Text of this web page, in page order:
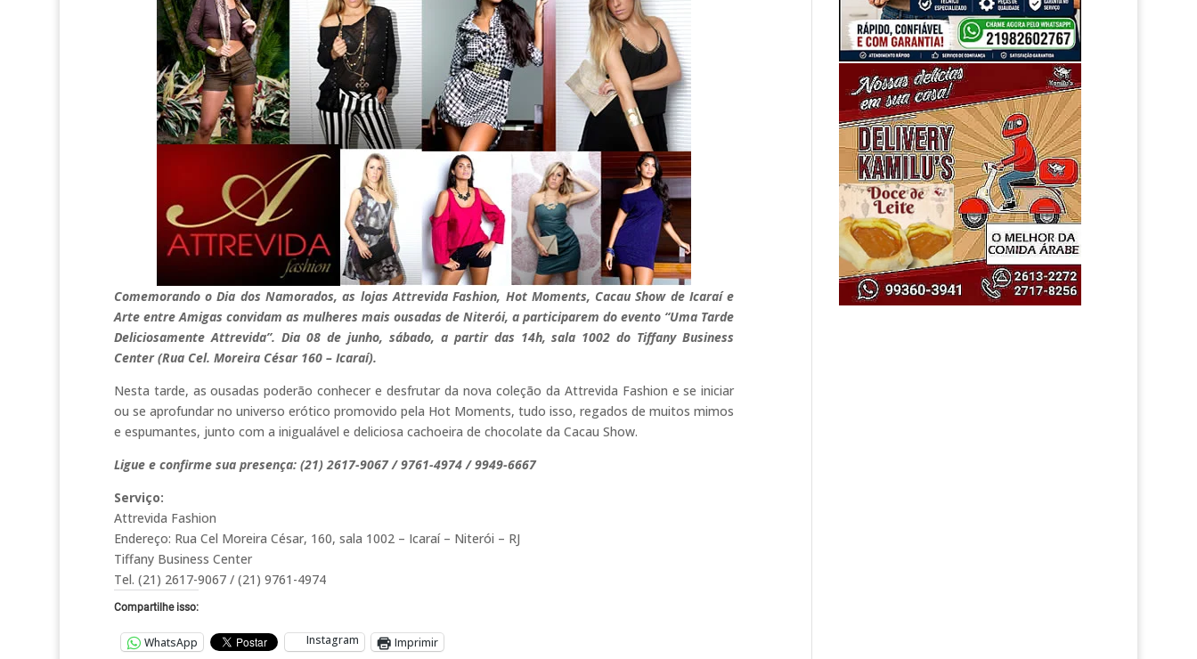
Comemorando o Dia dos Namorados, as lojas Attrevida Fashion, Hot Moments, Cacau Show de Icaraí e
Arte entre Amigas convidam as mulheres mais ousadas de Niterói, a participarem do evento “Uma Tarde
Deliciosamente Attrevida”. Dia 08 de junho, sábado, a partir das 14h, sala 1002 do Tiffany Business
Center (Rua Cel. Moreira César 160 – Icaraí).
Nesta tarde, as ousadas poderão conhecer e desfrutar da nova coleção da Attrevida Fashion e se iniciar
ou se aprofundar no universo erótico promovido pela Hot Moments, tudo isso, regados de muitos mimos
e espumantes, junto com a inigualável e deliciosa cachoeira de chocolate da Cacau Show.
Ligue e confirme sua presença: (21) 2617-9067 / 9761-4974 / 9949-6667
Serviço:
Attrevida Fashion
Endereço: Rua Cel Moreira César, 160, sala 1002 – Icaraí – Niterói – RJ
Tiffany Business Center
Tel. (21) 2617-9067 / (21) 9761-4974
Compartilhe isso:
WhatsApp Instagram Imprimir